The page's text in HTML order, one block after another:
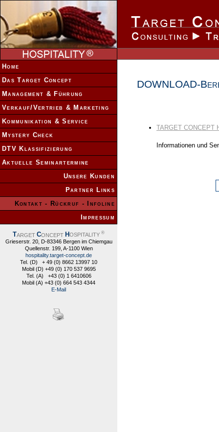
DOWNLOAD-
TARGET CONCEPT
Informationen und
Home
Das Target Concept
Management & Führung
Verkauf/Vertrieb & Marketing
Kommunikation & Service
Mystery Check
DTV Klassifizierung
Aktuelle Seminartermine
Unsere Kunden
Partner Links
Kontakt - Rückruf - Infoline
Impressum
TARGET CONCEPT HOSPITALITY ®
Grieserstr. 20, D-83346 Bergen im Chiemgau
Quellenstr. 199, A-1100 Wien
hospitality.target-concept.de
Tel. (D) + 49 (0) 8662 13997 10
Mobil (D) +49 (0) 170 537 9695
Tel. (A) +43 (0) 1 6410606
Mobil (A) +43 (0) 664 543 4344
E-Mail